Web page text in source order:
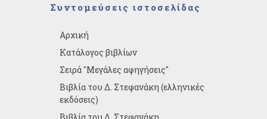
Συντομεύσεις ιστοσελίδας
Αρχική
Κατάλογος βιβλίων
Σειρά "Μεγάλες αφηγήσεις"
Βιβλία του Δ. Στεφανάκη (ελληνικές
εκδόσεις)
Βιβλία του Δ. Στεφανάκη